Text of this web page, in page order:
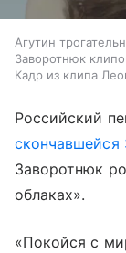
Агутин
Заворотнюк
Кадр из клипа
Российский
скончавшейся
Заворотнюк
облаках».
«Покойся с